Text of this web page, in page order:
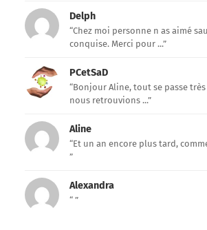
Delph
“Chez moi personne n as aimé
conquise. Merci pour ...”
PCetSaD
“Bonjour Aline, tout se passe
nous retrouvions ...”
Aline
“Et un an encore plus tard,
”
Alexandra
“ ”